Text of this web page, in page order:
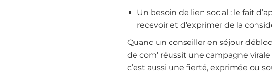
Un besoin de lien social : le fait
recevoir et d’exprimer de la
Quand un conseiller en séjour
de com’ réussit une campagne
c’est aussi une fierté, exprimée ou